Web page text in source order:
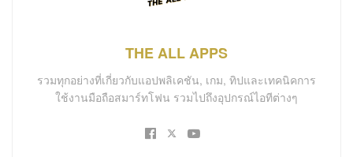
THE ALL APPS
รวมทุกอย่างที่เกี่ยวกับแอปพลิเคชัน, เกม, ทิปและเทคนิคการ
ใช้งานมือถือสมาร์ทโฟน รวมไปถึงอุปกรณ์ไอทีต่างๆ